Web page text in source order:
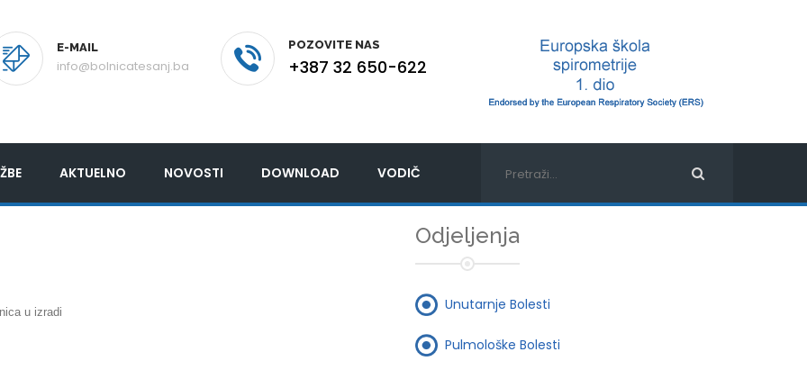
E-MAIL
info@bolnicatesanj.ba
POZOVITE NAS
+387 32 650-622
AKTUELNO NOVOSTI DOWNLOAD VODIČ
u izradi
Odjeljenja
Unutarnje Bolesti
Pulmološke Bolesti